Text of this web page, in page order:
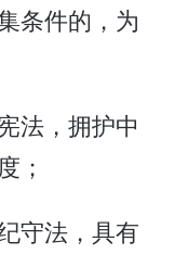
条件的，为
法，拥护中
；
守法，具有